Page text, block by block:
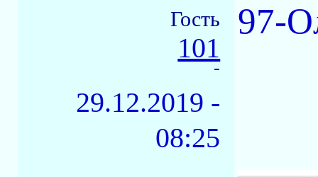
Гость
101
-
29.12.2019 -
08:25
97-